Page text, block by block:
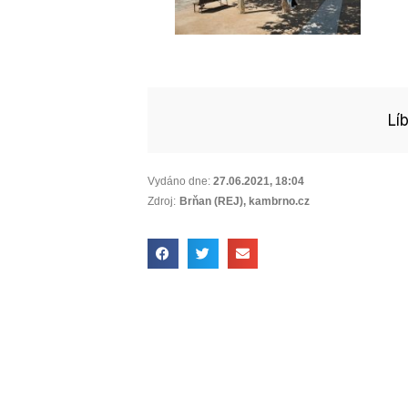
Vydáno dne: 27.06.2021, 18:04
Zdroj: Brňan (REJ), kambrno.cz